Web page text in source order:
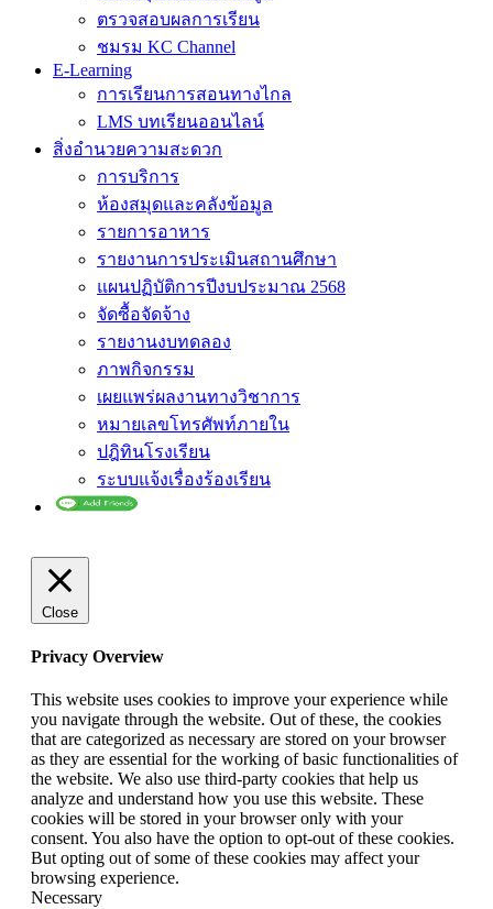
ตรวจสอบผลการเรียน
ชมรม KC Channel
E-Learning
การเรียนการสอนทางไกล
LMS บทเรียนออนไลน์
สิ่งอำนวยความสะดวก
การบริการ
ห้องสมุดและคลังข้อมูล
รายการอาหาร
รายงานการประเมินสถานศึกษา
แผนปฏิบัติการปีงบประมาณ 2568
จัดซื้อจัดจ้าง
รายงานงบทดลอง
ภาพกิจกรรม
เผยแพร่ผลงานทางวิชาการ
หมายเลขโทรศัพท์ภายใน
ปฎิทินโรงเรียน
ระบบแจ้งเรื่องร้องเรียน
Close
Privacy Overview
This website uses cookies to improve your experience while
you navigate through the website. Out of these, the cookies
that are categorized as necessary are stored on your browser
as they are essential for the working of basic functionalities of
the website. We also use third-party cookies that help us
analyze and understand how you use this website. These
cookies will be stored in your browser only with your
consent. You also have the option to opt-out of these cookies.
But opting out of some of these cookies may affect your
browsing experience.
Necessary